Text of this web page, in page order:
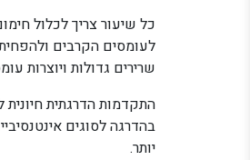
כל שיעור צריך לכלול
לעומסים הקרבים
שרירים גדולות ויוצרות
התקדמות הדרגתית
בהדרגה לסוגים
יותר.